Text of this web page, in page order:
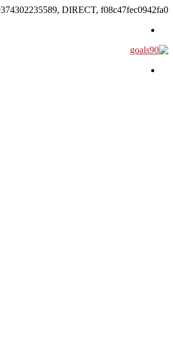
DIRECT, f08c47fec0942fa0